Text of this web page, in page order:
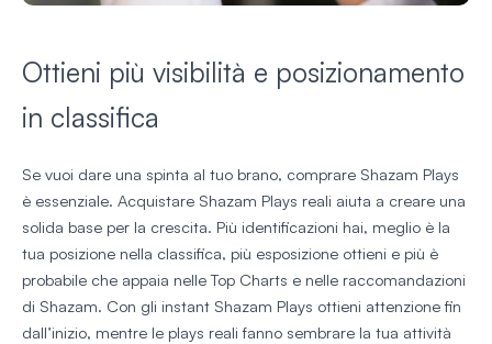
Ottieni più visibilità e posizionamento
in classifica
Se vuoi dare una spinta al tuo brano, comprare Shazam Plays
è essenziale. Acquistare Shazam Plays reali aiuta a creare una
solida base per la crescita. Più identificazioni hai, meglio è la
tua posizione nella classifica, più esposizione ottieni e più è
probabile che appaia nelle Top Charts e nelle raccomandazioni
di Shazam. Con gli instant Shazam Plays ottieni attenzione fin
dall’inizio, mentre le plays reali fanno sembrare la tua attività